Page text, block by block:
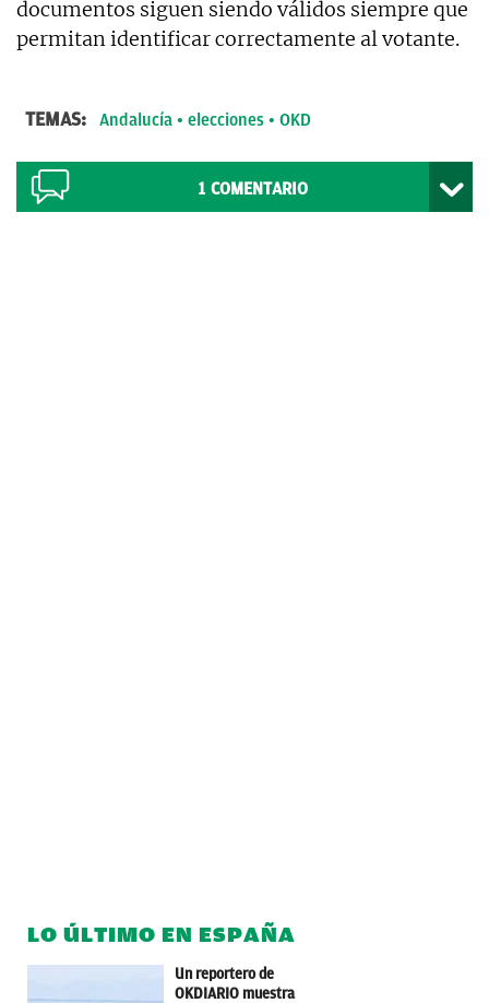
documentos siguen siendo válidos siempre que
permitan identificar correctamente al votante.
TEMAS: Andalucía elecciones OKD
1 COMENTARIO
LO ÚLTIMO EN ESPAÑA
Un reportero de
OKDIARIO muestra